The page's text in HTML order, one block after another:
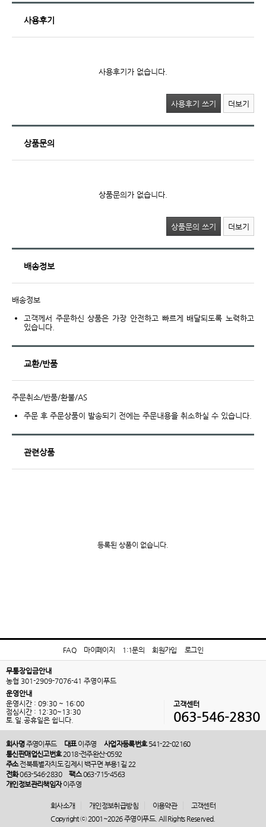
사용후기
사용후기가 없습니다.
사용후기 쓰기 더보기
상품문의
상품문의가 없습니다.
상품문의 쓰기 더보기
배송정보
배송정보
고객께서 주문하신 상품은 가장 안전하고 빠르게 배달되도록 노력하고
있습니다.
교환/반품
주문취소/반품/환불/AS
주문 후 주문상품이 발송되기 전에는 주문내용을 취소하실 수 있습니다.
관련상품
등록된 상품이 없습니다.
FAQ 마이페이지 1:1문의 회원가입 로그인
무통장입금안내
농협 301-2909-7076-41 주영이푸드
운영안내
운영시간 : 09:30 ~ 16:00
점심시간 : 12:30~13:30
토.일.공휴일은 쉽니다.
고객센터
063-546-2830
회사명주영이푸드 대표이주영 사업자등록번호541-22-02160
통신판매업신고번호2018-전주완산-0592
주소전북특별자치도 김제시 백구면 부용1길 22
전화063-546-2830 팩스063-715-4563
개인정보관리책임자이주영
회사소개 개인정보취급방침 이용약관
고객센터
Copyright ⓒ 2001~2026 주영이푸드. All Rights Reserved.